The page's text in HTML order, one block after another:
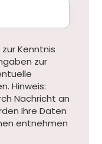
Kenntnis
zur
Hinweis:
Nachricht an
Ihre Daten
entnehmen